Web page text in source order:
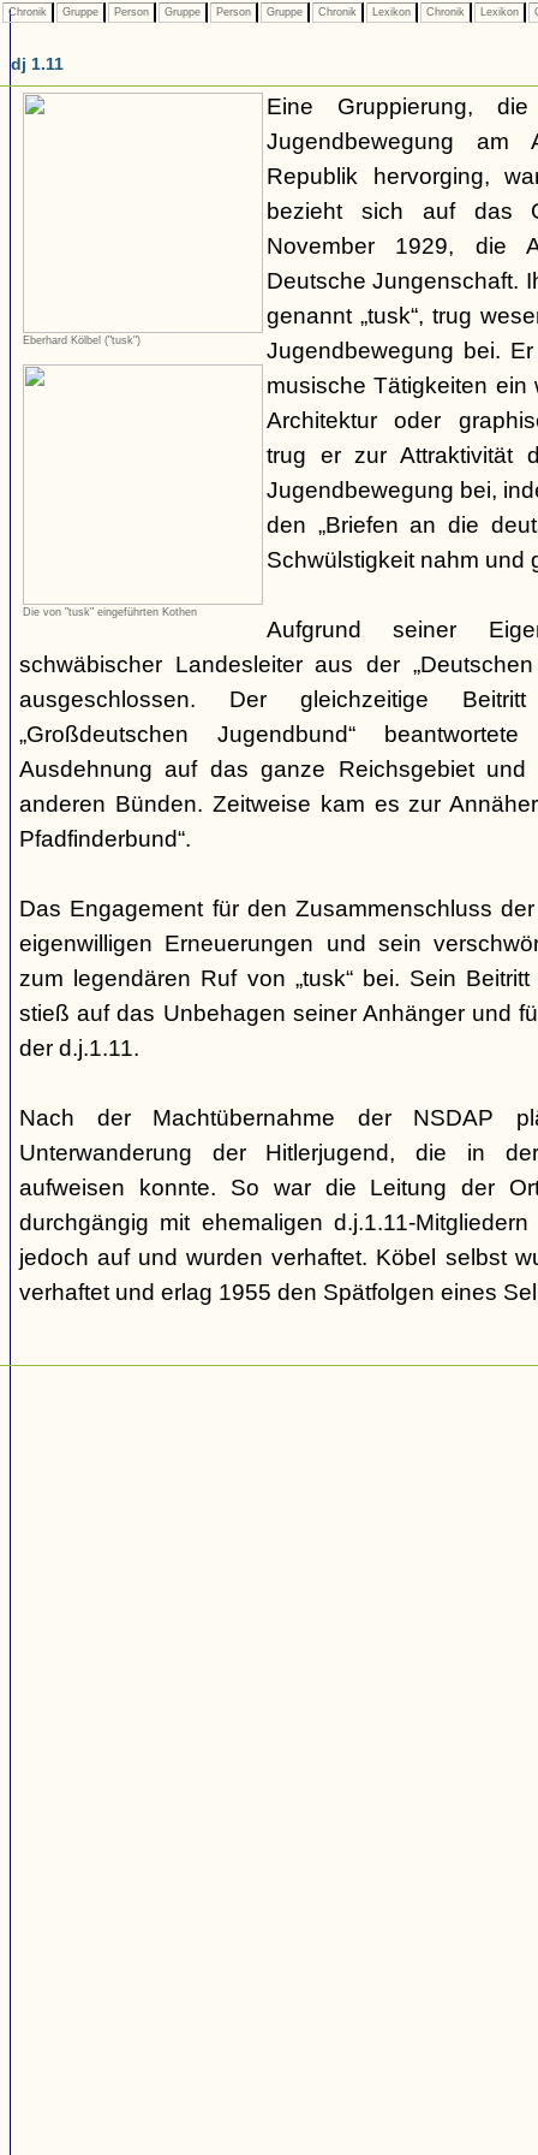
Chronik Gruppe Person Gruppe Person Gruppe Chronik Lexikon Chronik Lexikon
dj 1.11
Eberhard Kölbel ("tusk")
Die von "tusk" eingeführten Kothen
Eine Gruppierung,
Jugendbewegung am
Republik hervorging,
bezieht sich auf das
November 1929, die
Deutsche Jungenschaft.
genannt „tusk“, trug
Jugendbewegung bei.
musische Tätigkeiten
Architektur oder
trug er zur Attraktivität
Jugendbewegung bei,
den „Briefen an die
Schwülstigkeit nahm und
Aufgrund seiner
schwäbischer Landesleiter aus der
ausgeschlossen. Der gleichzeitige
„Großdeutschen Jugendbund“
Ausdehnung auf das ganze Reichsgebiet und
anderen Bünden. Zeitweise kam es zur
Pfadfinderbund“.
Das Engagement für den Zusammenschluss
eigenwilligen Erneuerungen und sein
zum legendären Ruf von „tusk“ bei. Sein
stieß auf das Unbehagen seiner Anhänger und
der d.j.1.11.
Nach der Machtübernahme der NSDAP
Unterwanderung der Hitlerjugend, die in
aufweisen konnte. So war die Leitung der
durchgängig mit ehemaligen d.j.1.11-
jedoch auf und wurden verhaftet. Köbel selbst
verhaftet und erlag 1955 den Spätfolgen eines